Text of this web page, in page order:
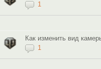
1
Как изменить вид
1